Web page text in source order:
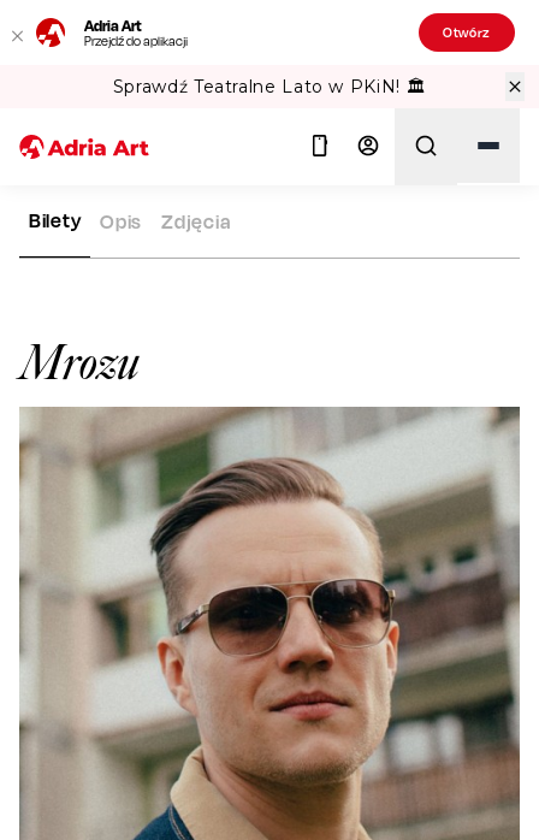
Adria Art
Przejdź do aplikacji Otwórz
Sprawdź Teatralne Lato w PKiN! 🏛️
ADRIA ART ARTYŚCI MROZU
Mrozu
Bilety Opis Zdjęcia